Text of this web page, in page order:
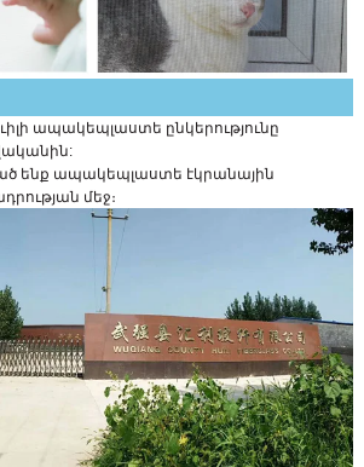
ապակեպլաստե ընկերությունը
ենք ապակեպլաստե էկրանային
մեջ։